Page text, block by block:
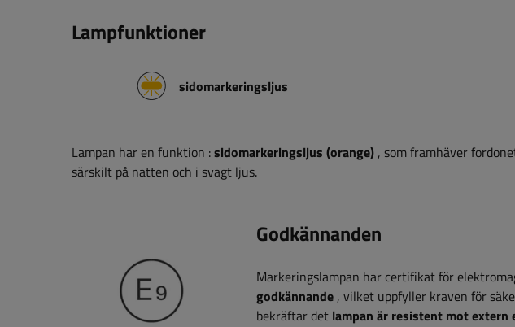
Lampfunktioner
sidomarkeringsljus
Lampan har en funktion :sidomarkeringsljus (orange) , som framhäver
särskilt på natten och i svagt ljus.
Godkännanden
Markeringslampan har certifikat för
godkännande , vilket uppfyller kraven för
bekräftar det lampan är resistent mot